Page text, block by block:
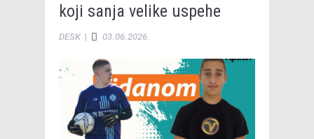
koji sanja velike uspehe
DESK| 03.06.2026.